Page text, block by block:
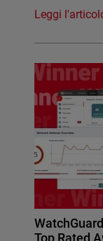
Leggi
Top Rated